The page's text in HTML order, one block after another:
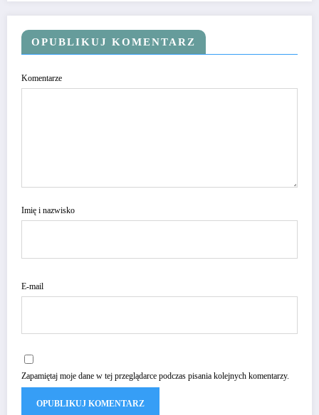
OPUBLIKUJ KOMENTARZ
Komentarze
Imię i nazwisko
E-mail
Zapamiętaj moje dane w tej przeglądarce podczas pisania kolejnych komentarzy.